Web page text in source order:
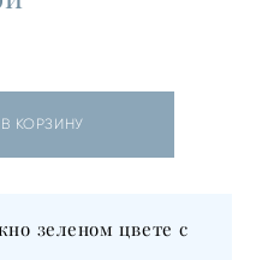
КОРЗИНУ
зеленом цвете с